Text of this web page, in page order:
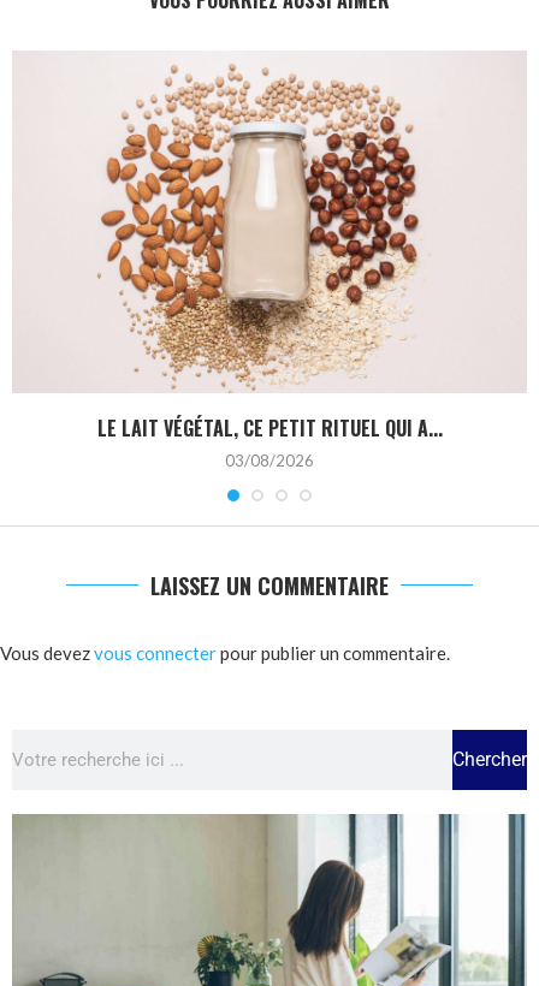
LE LAIT VÉGÉTAL, CE PETIT RITUEL QUI A...
03/08/2026
LAISSEZ UN COMMENTAIRE
Vous devezvous connecterpour publier un commentaire.
Chercher